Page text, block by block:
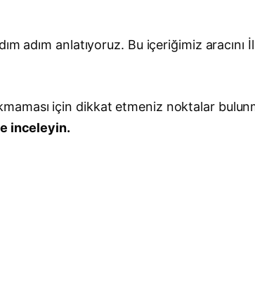
adım anlatıyoruz. Bu içeriğimiz
için dikkat etmeniz noktalar
inceleyin.